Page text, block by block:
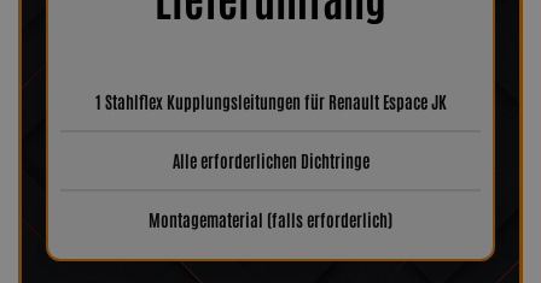
1 Stahlflex Kupplungsleitungen für Renault Espace JK
Alle erforderlichen Dichtringe
Montagematerial (falls erforderlich)